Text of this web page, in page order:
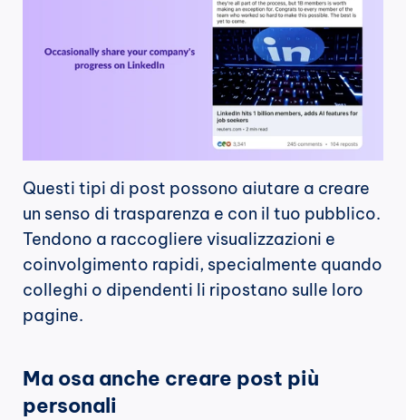
Questi tipi di post possono aiutare a creare
un senso di trasparenza e con il tuo pubblico.
Tendono a raccogliere visualizzazioni e
coinvolgimento rapidi, specialmente quando
colleghi o dipendenti li ripostano sulle loro
pagine.
Ma osa anche creare post più
personali